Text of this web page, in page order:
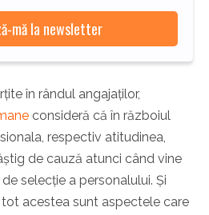
în rândul angajaților,
consideră că în războiul
respectiv atitudinea,
de cauză atunci când vine
selecție a personalului. Și
tot acestea sunt aspectele care